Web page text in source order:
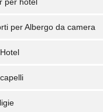
per Albergo da camera